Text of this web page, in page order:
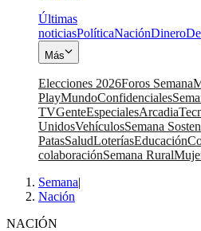
Últimas
noticiasPolíticaNaciónDinero
Más
Elecciones 2026Foros Semana
PlayMundoConfidenciales
TVGenteEspecialesArcadia
UnidosVehículosSemana
PatasSaludLoteríasEducación
colaboraciónSemana Rural
Semana|
Nación
NACIÓN